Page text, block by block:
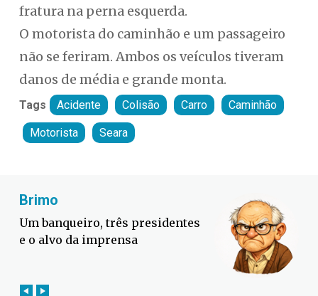
fratura na perna esquerda.
O motorista do caminhão e um passageiro
não se feriram. Ambos os veículos tiveram
danos de média e grande monta.
Tags Acidente Colisão Carro Caminhão
Motorista Seara
Fabiano Bordignon
Defesa Civil lança campanha
contra o El Niño em SC